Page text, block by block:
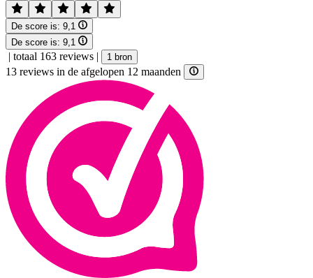
De score is: 9,1
De score is: 9,1
| totaal 163 reviews | 1 bron
13 reviews in de afgelopen 12 maanden